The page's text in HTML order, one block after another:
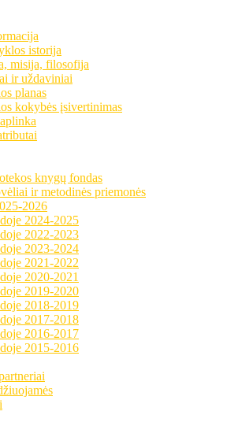
istorija
misija, filosofija
ir uždaviniai
planas
kokybės įsivertinimas
knygų fondas
ir metodinės priemonės
2026
2024-2025
2022-2023
2023-2024
2021-2022
2020-2021
2019-2020
2018-2019
2017-2018
2016-2017
2015-2016